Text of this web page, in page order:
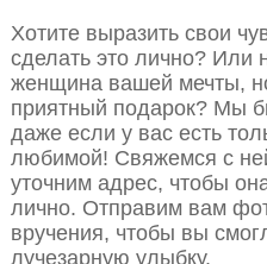
Хотите выразить свои
сделать это лично? Или
женщина вашей мечты,
приятный подарок? Мы
даже если у вас есть
любимой! Свяжемся с
уточним адрес, чтобы
лично. Отправим вам
вручения, чтобы вы
лучезарную улыбку.